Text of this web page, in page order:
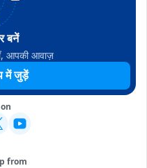
बनें
आपकी आवाज़
में जुड़ें
from